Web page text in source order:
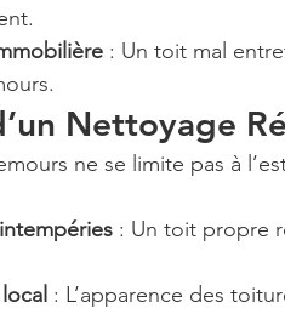
: Un toit mal
Nettoyage
ne se limite pas à
: Un toit propre
: L’apparence des